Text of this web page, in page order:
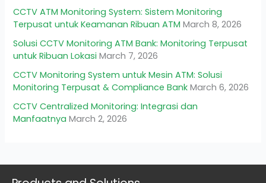
CCTV ATM Monitoring System: Sistem Monitoring
Terpusat untuk Keamanan Ribuan ATM March 8, 2026
Solusi CCTV Monitoring ATM Bank: Monitoring Terpusat
untuk Ribuan Lokasi March 7, 2026
CCTV Monitoring System untuk Mesin ATM: Solusi
Monitoring Terpusat & Compliance Bank March 6, 2026
CCTV Centralized Monitoring: Integrasi dan
Manfaatnya March 2, 2026